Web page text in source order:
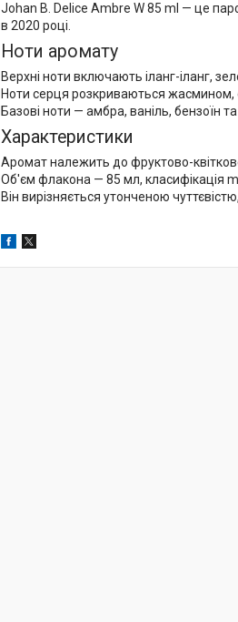
Johan B. Delice Ambre W 85 ml — це
в 2020 році.​
Ноти аромату
Верхні ноти включають іланг-іланг,
Ноти серця розкриваються жасмином,
Базові ноти — амбра, ваніль,
Характеристики
Аромат належить до фруктово-
Об'єм флакона — 85 мл, класифікація
Він вирізняється утонченою